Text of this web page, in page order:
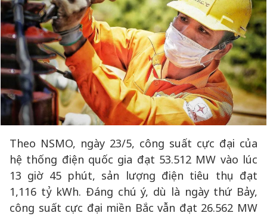
Theo NSMO, ngày 23/5, công suất cực đại của
hệ thống điện quốc gia đạt 53.512 MW vào lúc
13 giờ 45 phút, sản lượng điện tiêu thụ đạt
1,116 tỷ kWh. Đáng chú ý, dù là ngày thứ Bảy,
công suất cực đại miền Bắc vẫn đạt 26.562 MW